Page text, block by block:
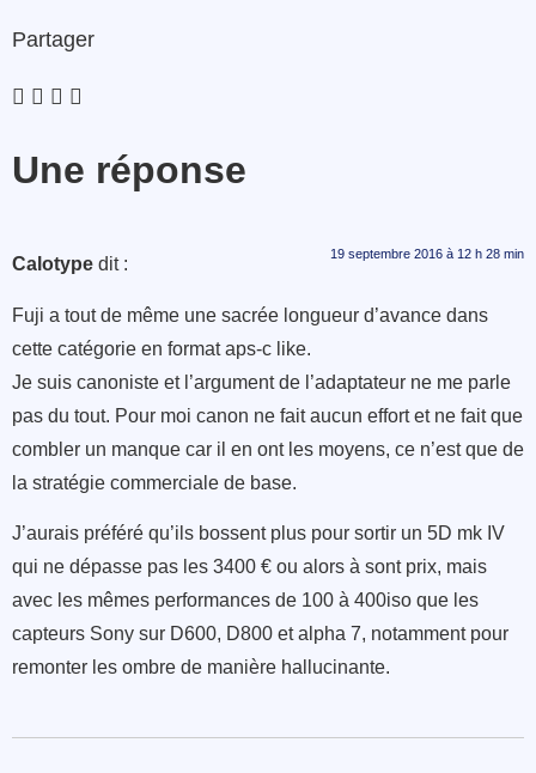
Partager
Une réponse
Calotype dit : 19 septembre 2016 à 12 h 28 min
Fuji a tout de même une sacrée longueur d’avance dans
cette catégorie en format aps-c like.
Je suis canoniste et l’argument de l’adaptateur ne me parle
pas du tout. Pour moi canon ne fait aucun effort et ne fait que
combler un manque car il en ont les moyens, ce n’est que de
la stratégie commerciale de base.
J’aurais préféré qu’ils bossent plus pour sortir un 5D mk IV
qui ne dépasse pas les 3400 € ou alors à sont prix, mais
avec les mêmes performances de 100 à 400iso que les
capteurs Sony sur D600, D800 et alpha 7, notamment pour
remonter les ombre de manière hallucinante.